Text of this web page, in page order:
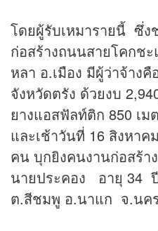
โดยผู้รับเหมารายนี้ ซึ่ง
ก่อสร้างถนนสายโคกช
หลา อ.เมือง มีผู้ว่าจ้าง
จังหวัดตรัง ด้วยงบ
ยางแอสฟัลท์ติก 850 เม
และเช้าวันที่ 16 สิงหา
คน บุกยิงคนงานก่อสร้า
นายประคอง อายุ 34
ต.สีชมพู อ.นาแก จ.นค